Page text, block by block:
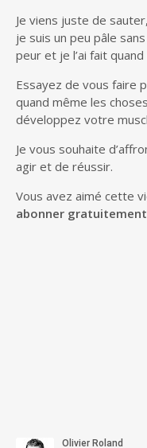
Je viens juste de
je suis un peu pâle
peur et je l’ai fait
Essayez de vous faire
quand même les
développez votre
Je vous souhaite
agir et de réussir.
Vous avez aimé cette
abonner